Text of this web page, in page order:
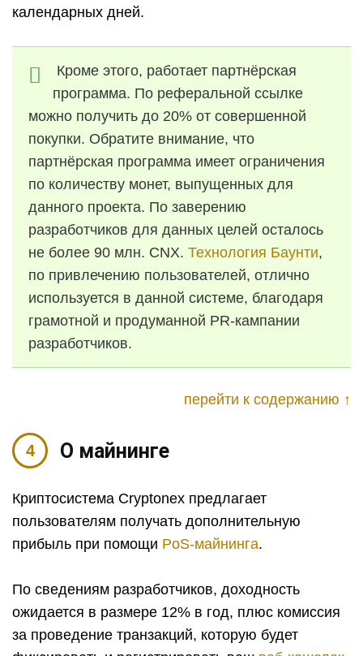
календарных дней.
Кроме этого, работает партнёрская
программа. По реферальной ссылке
можно получить до 20% от совершенной
покупки. Обратите внимание, что
партнёрская программа имеет ограничения
по количеству монет, выпущенных для
данного проекта. По заверению
разработчиков для данных целей осталось
не более 90 млн. CNX. Технология Баунти,
по привлечению пользователей, отлично
используется в данной системе, благодаря
грамотной и продуманной PR-кампании
разработчиков.
перейти к содержанию ↑
О майнинге
Криптосистема Cryptonex предлагает
пользователям получать дополнительную
прибыль при помощи PoS-майнинга.
По сведениям разработчиков, доходность
ожидается в размере 12% в год, плюс комиссия
за проведение транзакций, которую будет